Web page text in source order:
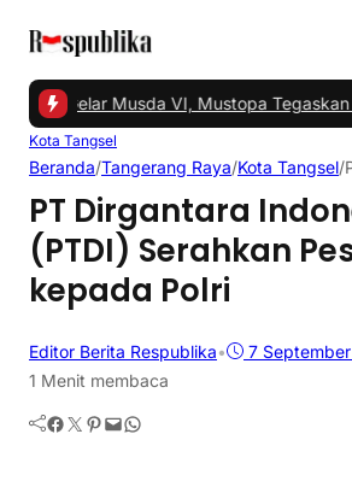
Gelar Musda VI, Mustopa Tegaskan
Kota Tangsel
Beranda/Tangerang Raya/Kota Tangsel/
PT Dirgantara
(PTDI) Serahkan
kepada Polri
Editor Berita Respublika• 7
1 Menit membaca
Facebook Twitter Pinterest Mail WhatsApp